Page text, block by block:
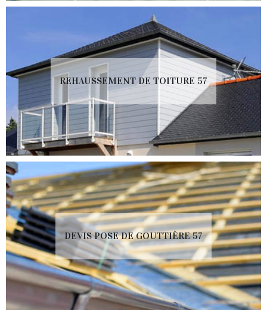
REHAUSSEMENT DE TOITURE 57
DEVIS POSE DE GOUTTIÈRE 57